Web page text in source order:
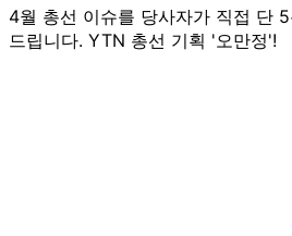
4월 총선 이슈를 당사자가 직접 단
드립니다. YTN 총선 기획 '오만정'!